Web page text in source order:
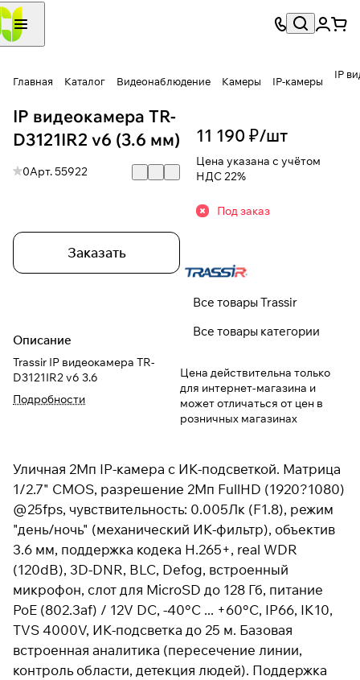
Главная Каталог Видеонаблюдение Камеры IP-камеры
IP
IP видеокамера TR-
D3121IR2 v6 (3.6 мм)
0Арт.55922
Заказать
Описание
Trassir IP видеокамера TR-
D3121IR2 v6 3.6
Подробности
11 190 ₽/шт
Цена указана с учётом
НДС 22%
Под заказ
Все товары Trassir
Все товары категории
Цена действительна только
для интернет-магазина и
может отличаться от цен в
розничных магазинах
Уличная 2Мп IP-камера с ИК-подсветкой. Матрица
1/2.7" CMOS, разрешение 2Мп FullHD (1920?1080)
@25fps, чувствительность: 0.005Лк (F1.8), режим
"день/ночь" (механический ИК-фильтр), объектив
3.6 мм, поддержка кодека H.265+, real WDR
(120dB), 3D-DNR, BLC, Defog, встроенный
микрофон, слот для MicroSD до 128 Гб, питание
PoE (802.3af) / 12V DC, -40°C ... +60°C, IP66, IK10,
TVS 4000V, ИК-подсветка до 25 м. Базовая
встроенная аналитика (пересечение линии,
контроль области, детекция людей). Поддержка